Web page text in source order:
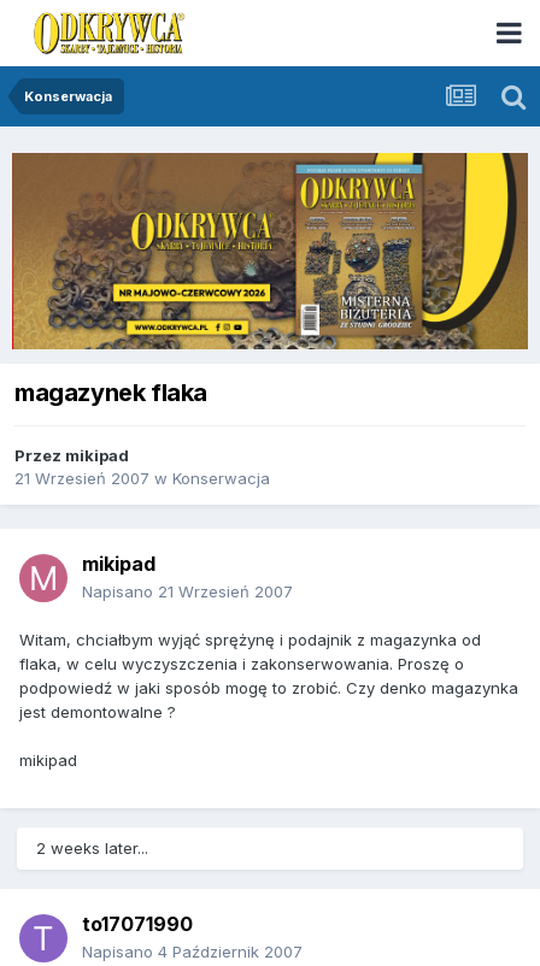
Konserwacja
magazynek flaka
Przez mikipad
21 Wrzesień 2007 w Konserwacja
mikipad
Napisano 21 Wrzesień 2007
Witam, chciałbym wyjąć sprężynę i podajnik z magazynka od
flaka, w celu wyczyszczenia i zakonserwowania. Proszę o
podpowiedź w jaki sposób mogę to zrobić. Czy denko magazynka
jest demontowalne ?
mikipad
2 weeks later...
to17071990
Napisano 4 Październik 2007